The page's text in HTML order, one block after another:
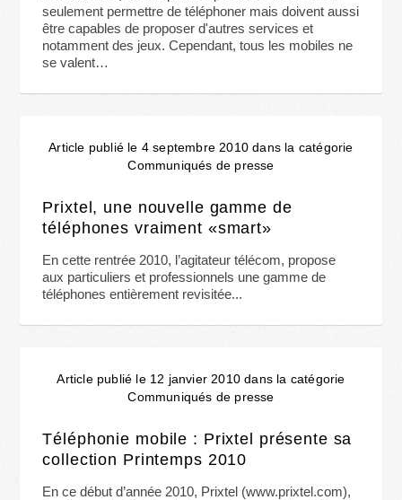
seulement permettre de téléphoner mais doivent aussi
être capables de proposer d'autres services et
notamment des jeux. Cependant, tous les mobiles ne
se valent…
Article publié le 4 septembre 2010 dans la catégorie
Communiqués de presse
Prixtel, une nouvelle gamme de
téléphones vraiment «smart»
En cette rentrée 2010, l’agitateur télécom, propose
aux particuliers et professionnels une gamme de
téléphones entièrement revisitée...
Article publié le 12 janvier 2010 dans la catégorie
Communiqués de presse
Téléphonie mobile : Prixtel présente sa
collection Printemps 2010
En ce début d’année 2010, Prixtel (www.prixtel.com),